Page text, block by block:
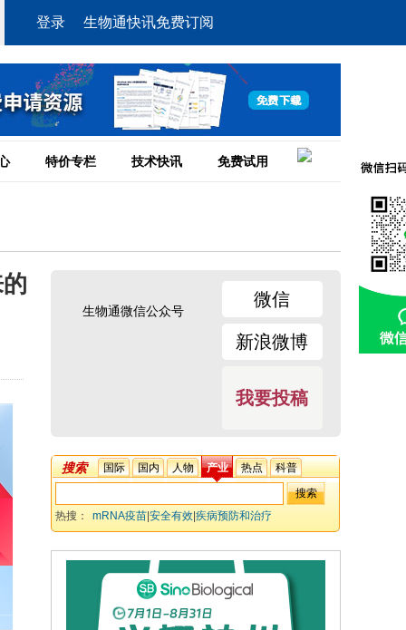
登录 生物通快讯免费订阅
特价专栏 技术快讯 免费试用
生物通微信公众号
微信
新浪微博
我要投稿
搜索 国际 国内 人物 产业 热点 科普
热搜： mRNA疫苗 安全有效 疾病预防和治疗